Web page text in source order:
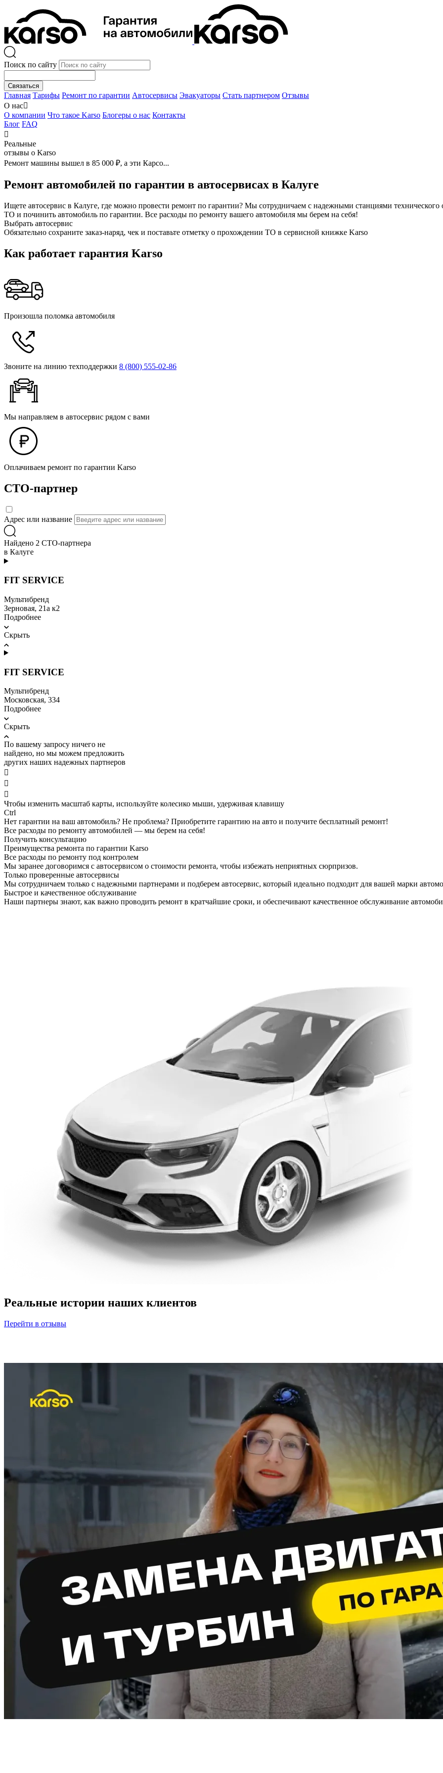
Поиск по сайту
Связаться
Главная Тарифы Ремонт по гарантии Автосервисы Эвакуаторы Стать партнером Отзывы
О нас
О компании Что такое Karso Блогеры о нас Контакты
Блог FAQ

Реальные
отзывы о Karso
Ремонт машины вышел в 85 000 ₽, а эти Карсо...
Ремонт автомобилей по гарантии в автосервисах в Калуге
Ищете автосервис в Калуге, где можно провести ремонт по гарантии? Мы сотрудничаем с надежными станциями
ТО и починить автомобиль по гарантии. Все расходы по ремонту вашего автомобиля мы берем на себя!
Выбрать автосервис
Обязательно сохраните заказ-наряд, чек и поставьте отметку о прохождении ТО в сервисной книжке Karso
Как работает гарантия Karso
Произошла поломка автомобиля
Звоните на линию техподдержки 8 (800) 555‑02‑86
Мы направляем в автосервис рядом с вами
Оплачиваем ремонт по гарантии Karso
СТО-партнер
Адрес или название
Найдено 2 СТО-партнера
в Калуге
FIT SERVICE
Мультибренд
Зерновая, 21а к2
Подробнее
Скрыть
FIT SERVICE
Мультибренд
​Московская, 334
Подробнее
Скрыть
По вашему запросу ничего не
найдено, но мы можем предложить
других наших надежных партнеров



Чтобы изменить масштаб карты, используйте колесико мыши, удерживая клавишу
Ctrl
Нет гарантии на ваш автомобиль? Не проблема? Приобретите гарантию на авто и получите бесплатный ремонт!
Все расходы по ремонту автомобилей — мы берем на себя!
Получить консультацию
Преимущества ремонта по гарантии Karso
Все расходы по ремонту под контролем
Мы заранее договоримся с автосервисом о стоимости ремонта, чтобы избежать неприятных сюрпризов.
Только проверенные автосервисы
Мы сотрудничаем только с надежными партнерами и подберем автосервис, который идеально подходит для вашей марки
Быстрое и качественное обслуживание
Наши партнеры знают, как важно проводить ремонт в кратчайшие сроки, и обеспечивают качественное обслуживание
Реальные истории наших клиентов
Перейти в отзывы